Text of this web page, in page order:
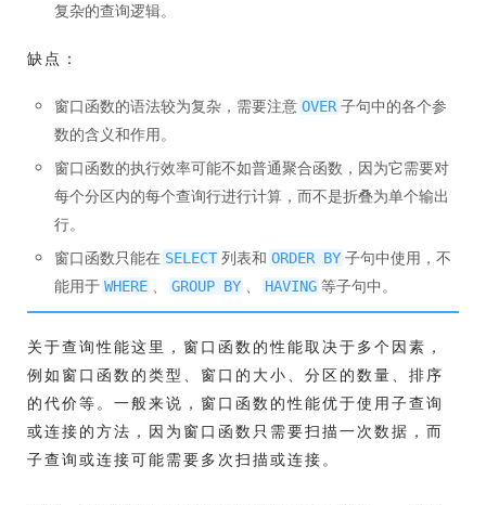
复杂的查询逻辑。
缺点：
窗口函数的语法较为复杂，需要注意 OVER 子句中的各个参
数的含义和作用。
窗口函数的执行效率可能不如普通聚合函数，因为它需要对
每个分区内的每个查询行进行计算，而不是折叠为单个输出
行。
窗口函数只能在 SELECT 列表和 ORDER BY 子句中使用，不
能用于 WHERE GROUP BY HAVING 等子句中。
关于查询性能这里，窗口函数的性能取决于多个因素，
例如窗口函数的类型、窗口的大小、分区的数量、排序
的代价等。一般来说，窗口函数的性能优于使用子查询
或连接的方法，因为窗口函数只需要扫描一次数据，而
子查询或连接可能需要多次扫描或连接。